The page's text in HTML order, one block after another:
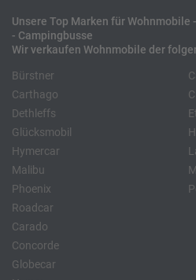
Unsere Top Marken für
- Campingbusse
Wir verkaufen Wohnmobile der
Bürstner
Carthago
Dethleffs
Glücksmobil
Hymercar
Malibu
Phoenix
Roadcar
Carado
Concorde
Globecar